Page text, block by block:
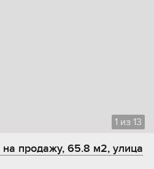
1 из 13
продажу, 65.8 м2, улица